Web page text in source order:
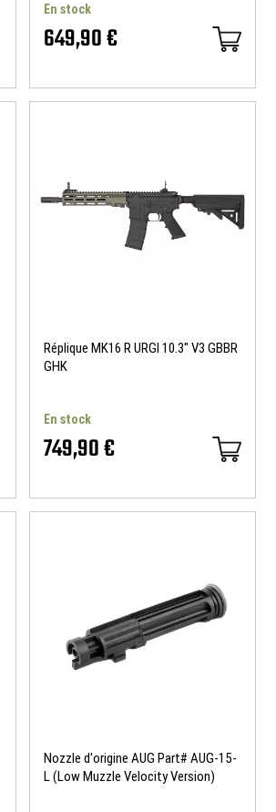
En stock
649,90 €
Réplique MK16 R URGI 10.3" V3 GBBR
GHK
En stock
749,90 €
Nozzle d'origine AUG Part# AUG-15-
L (Low Muzzle Velocity Version)